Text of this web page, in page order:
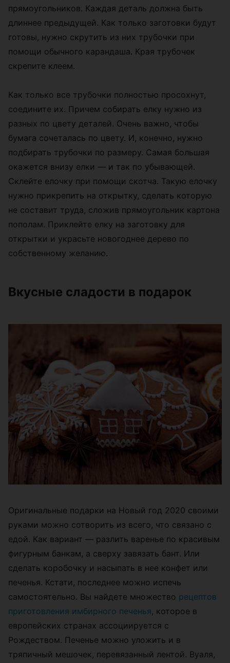
прямоугольников. Каждая деталь должна быть
длиннее предыдущей. Как только заготовки будут
готовы, нужно скрутить из них трубочки при
помощи обычного карандаша. Края трубочек
скрепите клеем.
Как только все трубочки полностью просохнут,
соедините их. Причем собирать елку нужно из
разных по цвету деталей. Очень важно, чтобы
бумага сочеталась по цвету. И, конечно, нужно
подбирать трубочки по размеру. Самая большая
окажется внизу елки — и так по убывающей.
Склейте елочку при помощи скотча. Такую елочку
нужно прикрепить на открытку, сделать которую
не составит труда, сложив прямоугольник картона
пополам. Приклейте елку на заготовку для
открытки и украсьте новогоднее дерево по
собственному желанию.
Вкусные сладости в подарок
Оригинальные подарки на Новый год 2020 своими
руками можно сотворить из всего, что связано с
едой. Как вариант — разлить варенье по красивым
фигурным банкам, а сверху завязать бант. Или
сделать коробочку и насыпать в нее конфет или
печенья. Кстати, последнее можно испечь
самостоятельно. Вы найдете множество рецептов
приготовления имбирного печенья, которое в
европейских странах ассоциируется с
Рождеством. Печенье можно уложить и в
тряпичный мешочек, перевязанный лентой. Вуаля,